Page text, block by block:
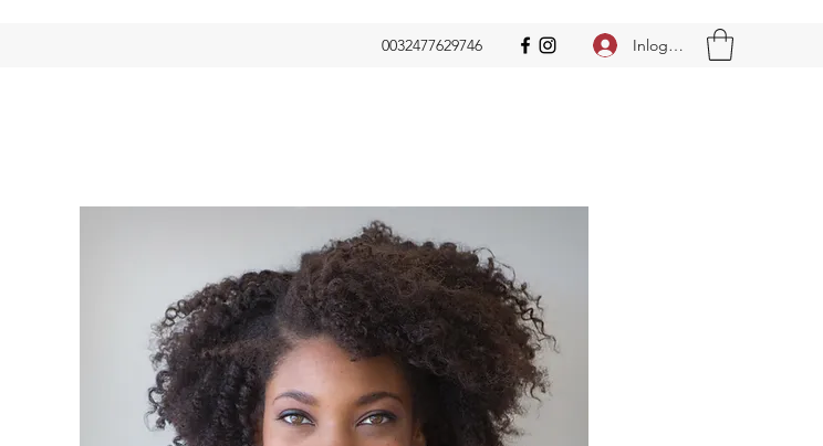
0032477629746 Inloggen